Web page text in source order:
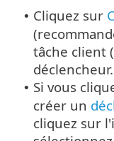
• Cliquez sur
tâche client
déclencheur.
• Si vous
créer un
cliquez sur